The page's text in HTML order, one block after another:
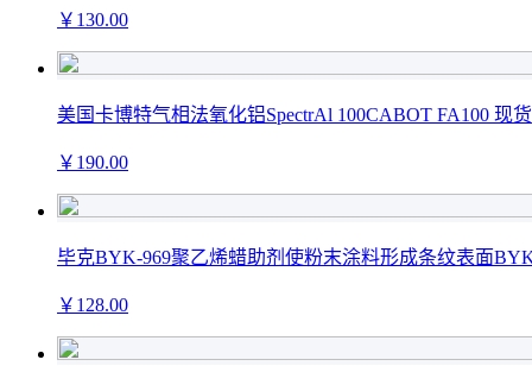
￥ 130.00
美国卡博特气相法氧化铝SpectrAl 100CABOT FA100 现货
￥ 190.00
毕克BYK-969聚乙烯蜡助剂使粉末涂料形成条纹表面
￥ 128.00